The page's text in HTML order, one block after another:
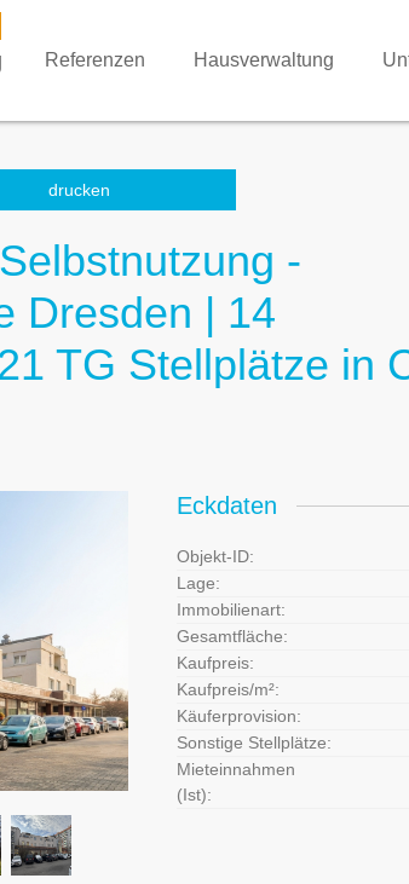
Referenzen Hausverwaltung
drucken
-
Dresden | 14
TG Stellplätze in
Eckdaten
Objekt-ID:
Lage:
Immobilienart:
Gesamtfläche:
Kaufpreis:
Kaufpreis/m²:
Käuferprovision:
Sonstige Stellplätze:
Mieteinnahmen
(Ist):